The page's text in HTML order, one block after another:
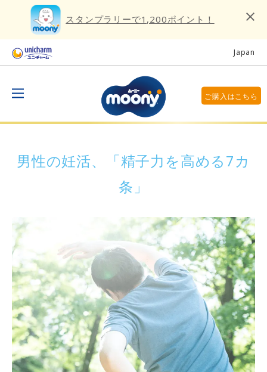
スタンプラリーで1,200ポイント！
Japan
ご購入はこちら
男性の妊活、「精子力を高める7カ
条」